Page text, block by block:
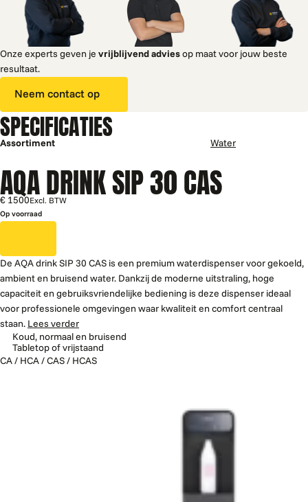
Onze experts geven je vrijblijvend adviesop maat voor jouw beste
resultaat.
Neem contact op
SPECIFICATIES
Assortiment Water
AQA DRINK SIP 30 CAS
€ 1500Excl. BTW
Op voorraad
De AQA drink SIP 30 CAS is een premium waterdispenser voor gekoeld,
ambient en bruisend water. Dankzij de moderne uitstraling, hoge
capaciteit en gebruiksvriendelijke bediening is deze dispenser ideaal
voor professionele omgevingen waar kwaliteit en comfort centraal
staan. Lees verder
Koud, normaal en bruisend
Tabletop of vrijstaand
CA / HCA / CAS / HCAS